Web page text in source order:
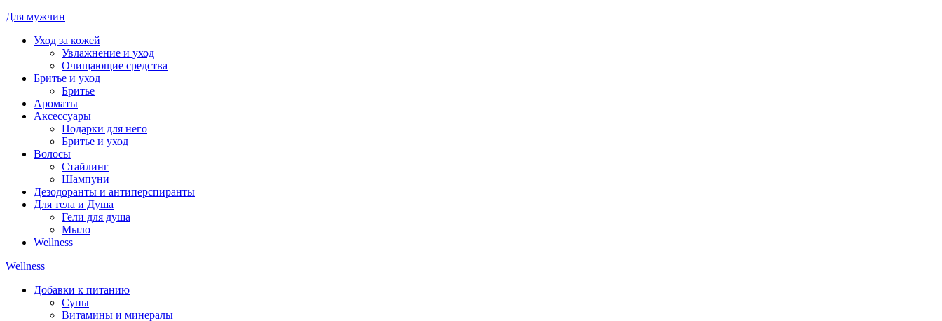
Для мужчин
Уход за кожей
Увлажнение и уход
Очищающие средства
Бритье и уход
Бритье
Ароматы
Аксессуары
Подарки для него
Бритье и уход
Волосы
Стайлинг
Шампуни
Дезодоранты и антиперспиранты
Для тела и Душа
Гели для душа
Мыло
Wellness
Wellness
Добавки к питанию
Супы
Витамины и минералы